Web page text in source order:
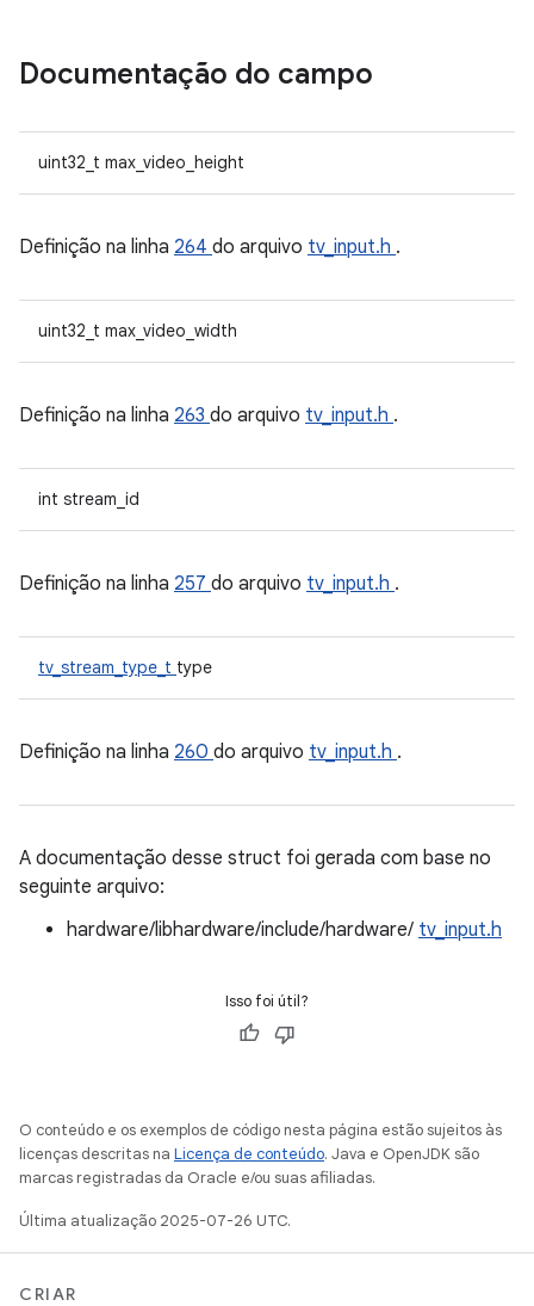
Documentação do campo
uint32_t max_video_height
Definição na linha 264 do arquivo tv_input.h .
uint32_t max_video_width
Definição na linha 263 do arquivo tv_input.h .
int stream_id
Definição na linha 257 do arquivo tv_input.h .
tv_stream_type_t type
Definição na linha 260 do arquivo tv_input.h .
A documentação desse struct foi gerada com base no
seguinte arquivo:
hardware/libhardware/include/hardware/ tv_input.h
Isso foi útil?
O conteúdo e os exemplos de código nesta página estão sujeitos às
licenças descritas na Licença de conteúdo. Java e OpenJDK são
marcas registradas da Oracle e/ou suas afiliadas.
Última atualização 2025-07-26 UTC.
CRIAR